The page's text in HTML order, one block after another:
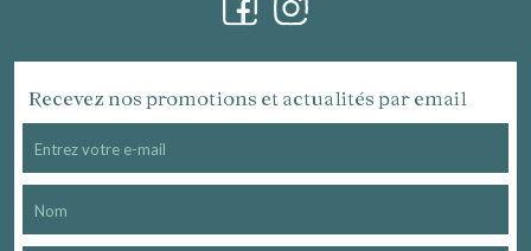
Recevez nos promotions et actualités par email